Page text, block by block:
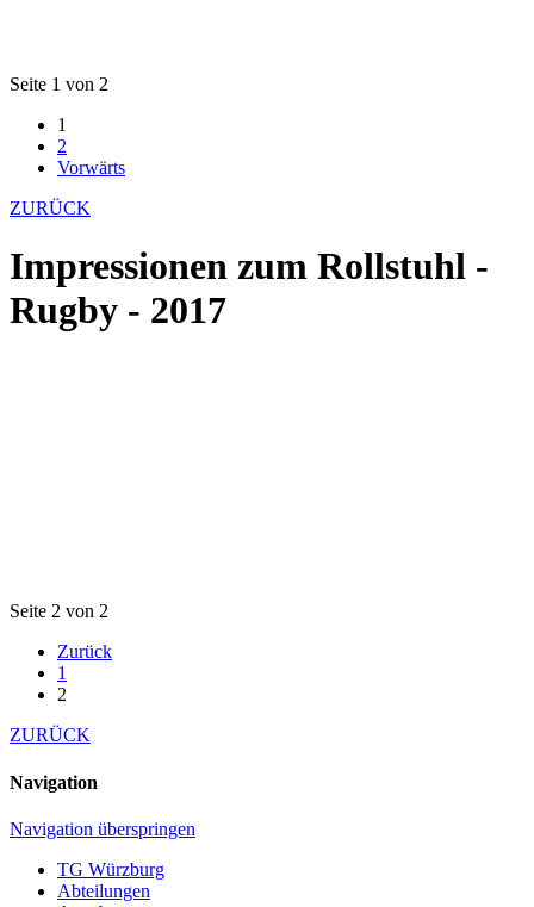
Seite 1 von 2
1
2
Vorwärts
ZURÜCK
Impressionen zum Rollstuhl -
Rugby - 2017
Seite 2 von 2
Zurück
1
2
ZURÜCK
Navigation
Navigation überspringen
TG Würzburg
Abteilungen